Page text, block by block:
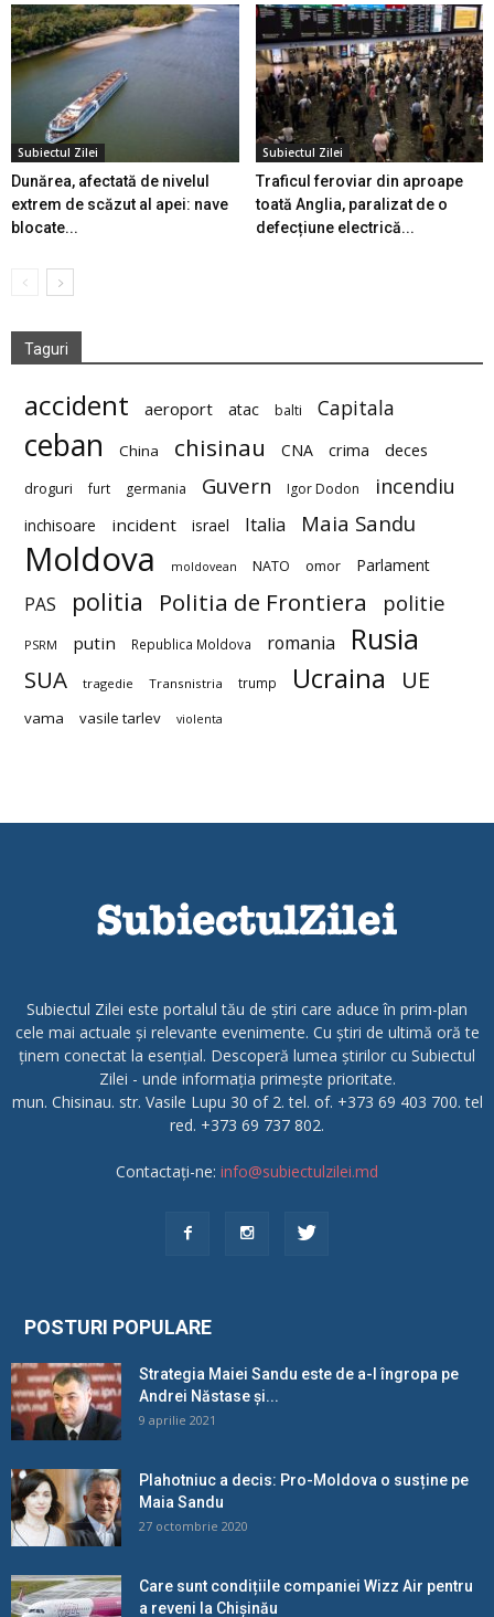
Subiectul Zilei
Dunărea, afectată de nivelul
extrem de scăzut al apei: nave
blocate...
Subiectul Zilei
Traficul feroviar din aproape
toată Anglia, paralizat de o
defecțiune electrică...
Taguri
accident aeroport atac balti Capitala
ceban China chisinau CNA crima deces
droguri furt germania Guvern Igor Dodon incendiu
inchisoare incident israel Italia Maia Sandu
Moldova moldovean NATO omor Parlament
PAS politia Politia de Frontiera politie
PSRM putin Republica Moldova romania Rusia
SUA tragedie Transnistria trump Ucraina UE
vama vasile tarlev violenta
Subiectul Zilei este portalul tău de știri care aduce în prim-plan
cele mai actuale și relevante evenimente. Cu știri de ultimă oră te
ținem conectat la esențial. Descoperă lumea știrilor cu Subiectul
Zilei - unde informația primește prioritate.
mun. Chisinau. str. Vasile Lupu 30 of 2. tel. of. +373 69 403 700. tel
red. +373 69 737 802.
Contactați-ne: info@subiectulzilei.md
POSTURI POPULARE
Strategia Maiei Sandu este de a-l îngropa pe
Andrei Năstase și...
9 aprilie 2021
Plahotniuc a decis: Pro-Moldova o susține pe
Maia Sandu
27 octombrie 2020
Care sunt condițiile companiei Wizz Air pentru
a reveni la Chișinău